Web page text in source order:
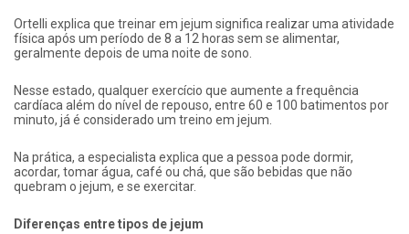
Ortelli explica que treinar em jejum significa realizar uma atividade
física após um período de 8 a 12 horas sem se alimentar,
geralmente depois de uma noite de sono.
Nesse estado, qualquer exercício que aumente a frequência
cardíaca além do nível de repouso, entre 60 e 100 batimentos por
minuto, já é considerado um treino em jejum.
Na prática, a especialista explica que a pessoa pode dormir,
acordar, tomar água, café ou chá, que são bebidas que não
quebram o jejum, e se exercitar.
Diferenças entre tipos de jejum